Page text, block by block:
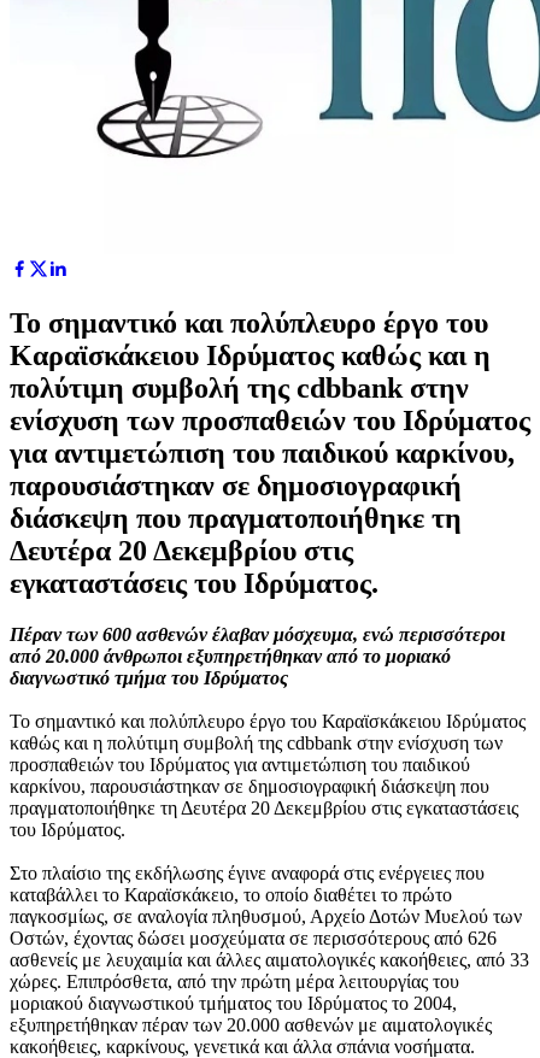
Το σημαντικό και πολύπλευρο έργο του
Καραϊσκάκειου Ιδρύματος καθώς και η
πολύτιμη συμβολή της cdbbank στην
ενίσχυση των προσπαθειών του Ιδρύματος
για αντιμετώπιση του παιδικού καρκίνου,
παρουσιάστηκαν σε δημοσιογραφική
διάσκεψη που πραγματοποιήθηκε τη
Δευτέρα 20 Δεκεμβρίου στις
εγκαταστάσεις του Ιδρύματος.
Πέραν των 600 ασθενών έλαβαν μόσχευμα, ενώ περισσότεροι
από 20.000 άνθρωποι εξυπηρετήθηκαν από το μοριακό
διαγνωστικό τμήμα του Ιδρύματος
Το σημαντικό και πολύπλευρο έργο του Καραϊσκάκειου Ιδρύματος
καθώς και η πολύτιμη συμβολή της cdbbank στην ενίσχυση των
προσπαθειών του Ιδρύματος για αντιμετώπιση του παιδικού
καρκίνου, παρουσιάστηκαν σε δημοσιογραφική διάσκεψη που
πραγματοποιήθηκε τη Δευτέρα 20 Δεκεμβρίου στις εγκαταστάσεις
του Ιδρύματος.
Στο πλαίσιο της εκδήλωσης έγινε αναφορά στις ενέργειες που
καταβάλλει το Καραϊσκάκειο, το οποίο διαθέτει το πρώτο
παγκοσμίως, σε αναλογία πληθυσμού, Αρχείο Δοτών Μυελού των
Οστών, έχοντας δώσει μοσχεύματα σε περισσότερους από 626
ασθενείς με λευχαιμία και άλλες αιματολογικές κακοήθειες, από 33
χώρες. Επιπρόσθετα, από την πρώτη μέρα λειτουργίας του
μοριακού διαγνωστικού τμήματος του Ιδρύματος το 2004,
εξυπηρετήθηκαν πέραν των 20.000 ασθενών με αιματολογικές
κακοήθειες, καρκίνους, γενετικά και άλλα σπάνια νοσήματα.